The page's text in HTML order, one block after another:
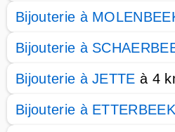
Bijouterie à
Bijouterie à
Bijouterie à JETTE à 4
Bijouterie à ETTERBEEK